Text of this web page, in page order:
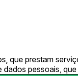
que prestam
pessoais,